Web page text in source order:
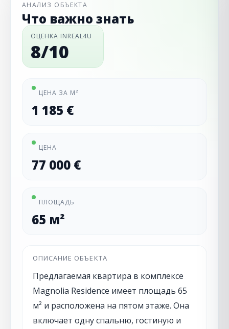
АНАЛИЗ ОБЪЕКТА
Что важно знать
ОЦЕНКА INREAL4U
8/10
ЦЕНА ЗА М²
1 185 €
ЦЕНА
77 000 €
ПЛОЩАДЬ
65 м²
ОПИСАНИЕ ОБЪЕКТА
Предлагаемая квартира в комплексе
Magnolia Residence имеет площадь 65
м² и расположена на пятом этаже. Она
включает одну спальню, гостиную и